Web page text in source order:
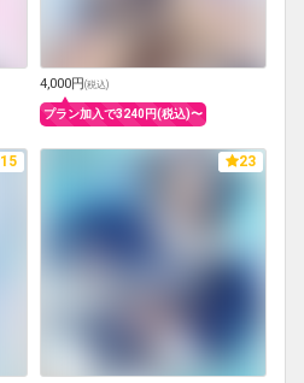
4,000円(税込)
プラン加入で3240円(税込)〜
15 23